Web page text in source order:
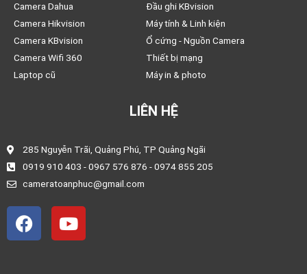
Camera Dahua
Camera Hikvision
Camera KBvision
Camera Wifi 360
Laptop cũ
Đầu ghi KBvision
Máy tính & Linh kiện
Ổ cứng - Nguồn Camera
Thiết bị mạng
Máy in & photo
LIÊN HỆ
285 Nguyễn Trãi, Quảng Phú, TP Quảng Ngãi
0919 910 403 - 0967 576 876 - 0974 855 205
cameratoanphuc@gmail.com
F
a
Y
o